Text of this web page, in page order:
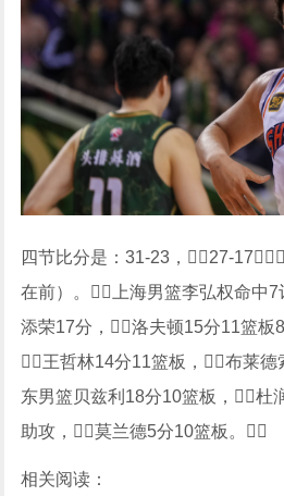
四节比分是：31-23，27-17，
在前）。上海男篮李弘权命中
添荣17分，洛夫顿15分11篮板
王哲林14分11篮板，布莱德
东男篮贝兹利18分10篮板，杜
助攻，莫兰德5分10篮板。
相关阅读：